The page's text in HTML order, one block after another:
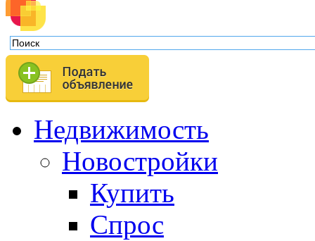
Недвижимость
Новостройки
Купить
Спрос